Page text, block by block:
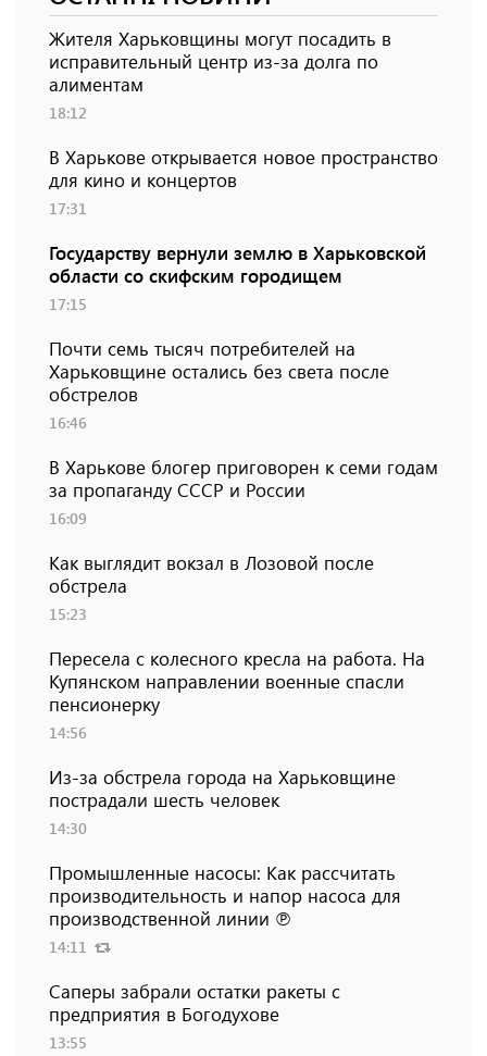
Жителя Харьковщины могут посадить в
исправительный центр из-за долга по
алиментам
18:12
В Харькове открывается новое пространство
для кино и концертов
17:31
Государству вернули землю в Харьковской
области со скифским городищем
17:15
Почти семь тысяч потребителей на
Харьковщине остались без света после
обстрелов
16:46
В Харькове блогер приговорен к семи годам
за пропаганду СССР и России
16:09
Как выглядит вокзал в Лозовой после
обстрела
15:23
Пересела с колесного кресла на работа. На
Купянском направлении военные спасли
пенсионерку
14:56
Из-за обстрела города на Харьковщине
пострадали шесть человек
14:30
Промышленные насосы: Как рассчитать
производительность и напор насоса для
производственной линии ℗
14:11
Саперы забрали остатки ракеты с
предприятия в Богодухове
13:55